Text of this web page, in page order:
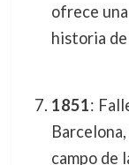
ofrece
historia
1851:
campo de